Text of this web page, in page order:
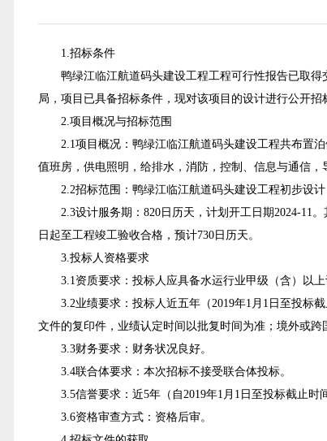
1.招标条件
鸭绿江临江航道码头建设工程工程可行性报告已取得
局 ，项目已具备招标条件，现对该项目的设计进行公开招
2.项目概况与招标范围
2.1项目概况： 鸭绿江临江航道码头建设工程共布置
值班房， 供电照明 ， 给排水， 消防， 控制 、信息与通信，
2.2招标范围：鸭绿江临江航道码头建设工程初步设计
2.3设计服务期：820日历天，计划开工日期2024-11
日起至工程竣工验收合格，预计730日历天。
3.投标人资格要求
3.1资质要求：投标人应具备水运行业甲级（含）以上
3.2业绩要求：投标人近五年（2019年1月1日至投标
文件的复印件，业绩认定时间以批复时间为准；境外或
3.3财务要求：财务状况良好。
3.4联合体要求：本次招标不接受联合体投标。
3.5信誉要求：近5年（自2019年1月1日至投标截止
3.6资格审查方式：资格后审。